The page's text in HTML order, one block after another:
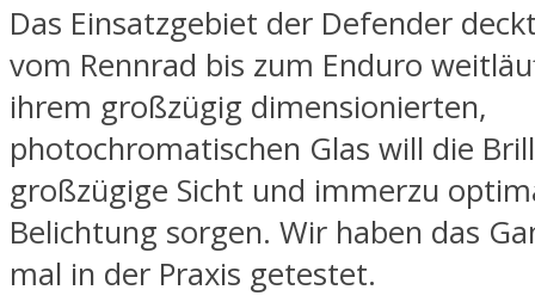
Das Einsatzgebiet der Defender
vom Rennrad bis zum Enduro
ihrem großzügig dimensionierten,
photochromatischen Glas will die
großzügige Sicht und immerzu
Belichtung sorgen. Wir haben das
mal in der Praxis getestet.